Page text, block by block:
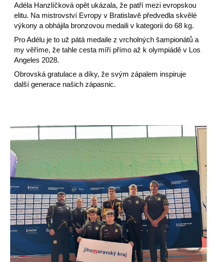
Adéla Hanzlíčková opět ukázala, že patří mezi evropskou
elitu. Na mistrovství Evropy v Bratislavě předvedla skvělé
výkony a obhájila bronzovou medaili v kategorii do 68 kg.
Pro Adélu je to už pátá medaile z vrcholných šampionátů a
my věříme, že tahle cesta míří přímo až k olympiádě v Los
Angeles 2028.
Obrovská gratulace a díky, že svým zápalem inspiruje
další generace našich zápasnic.